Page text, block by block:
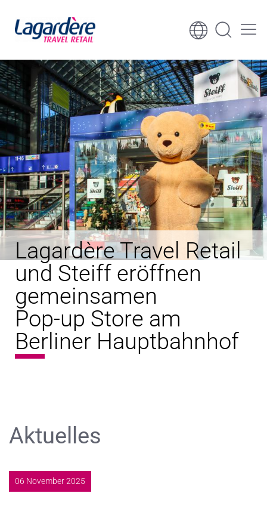
Zum Inhalt springen
Lagardère Travel Retail
und Steiff eröffnen
gemeinsamen
Pop-up Store am
Berliner Hauptbahnhof
Aktuelles
06 November 2025